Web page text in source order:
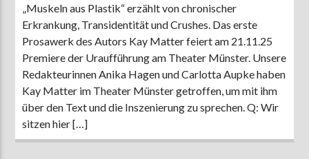
ZU HÖREN INMünster90,9 MHzSteinfurt 103,9 MHz
„Muskeln aus Plastik“ erzählt von chronischer
Erkrankung, Transidentität und Crushes. Das erste
Prosawerk des Autors Kay Matter feiert am 21.11.25
Premiere der Uraufführung am Theater Münster. Unsere
Redakteurinnen Anika Hagen und Carlotta Aupke haben
Kay Matter im Theater Münster getroffen, um mit ihm
über den Text und die Inszenierung zu sprechen. Q: Wir
sitzen hier […]